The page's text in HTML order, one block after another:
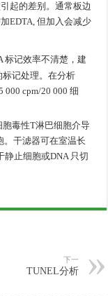
起的差别。通常板边
EDTA, 但加入会减少
标记效率不清楚，建
记处理。在分析
cpm/20 000 细
毒性T淋巴细胞介导
。干滤器可在室温长
静止细胞或DNA 只切
下一
TUNEL分析